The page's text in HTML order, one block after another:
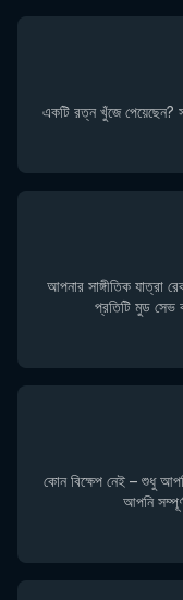
একটি রত্ন খুঁজে পেয়েছেন?
আপনার সাঙ্গীতিক
প্রতিটি মুড
কোন বিক্ষেপ নেই – শুধু
আপনি